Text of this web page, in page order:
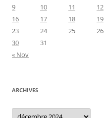
9
10 11 12
16
17 18 19
23
24 25 26
30
31
« Nov
ARCHIVES
Archives